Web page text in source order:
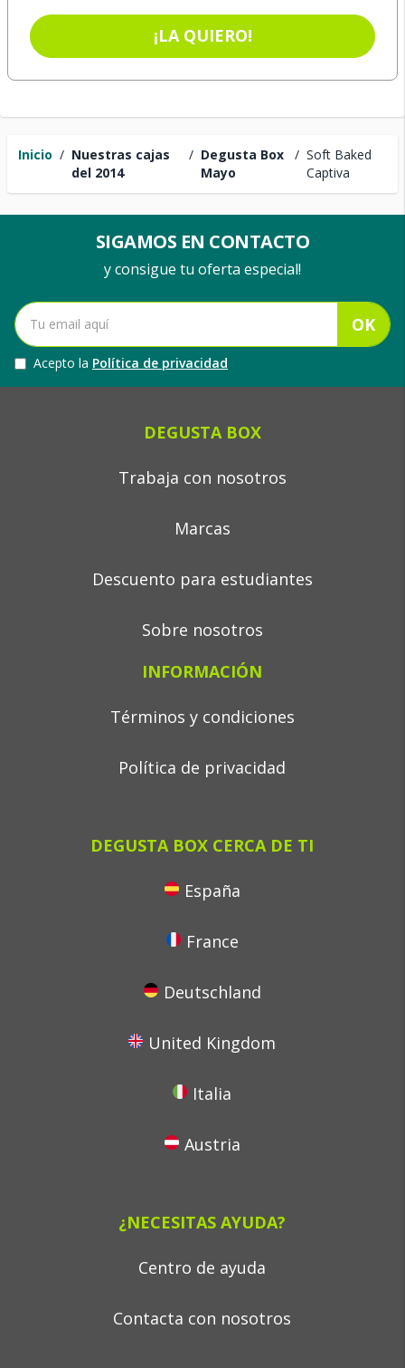
Inicio / Nuestras cajas
del 2014
/ Degusta Box
Mayo
/ Soft Baked
Captiva
¡LA QUIERO!
SIGAMOS EN CONTACTO
y consigue tu oferta especial!
OK
Acepto la Política de privacidad
DEGUSTA BOX
Trabaja con nosotros
Marcas
Descuento para estudiantes
Sobre nosotros
INFORMACIÓN
Términos y condiciones
Política de privacidad
DEGUSTA BOX CERCA DE TI
España
France
Deutschland
United Kingdom
Italia
Austria
¿NECESITAS AYUDA?
Centro de ayuda
Contacta con nosotros